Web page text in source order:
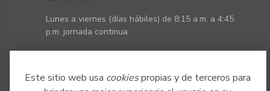
Este sitio web usa cookiespropias y de terceros para
Lunes a viernes (días hábiles) de 8:15 a.m. a 4:45
p.m. jornada continua